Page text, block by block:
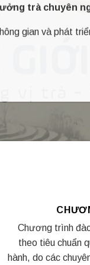
trà chuyên
gian và phát
Chương trình
theo tiêu chuẩn
hành, do các